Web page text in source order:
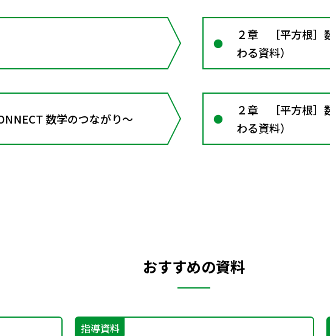
２章 ［平方根］
わる資料）
数学のつながり～
２章 ［平方根］
わる資料）
おすすめの資料
指導資料